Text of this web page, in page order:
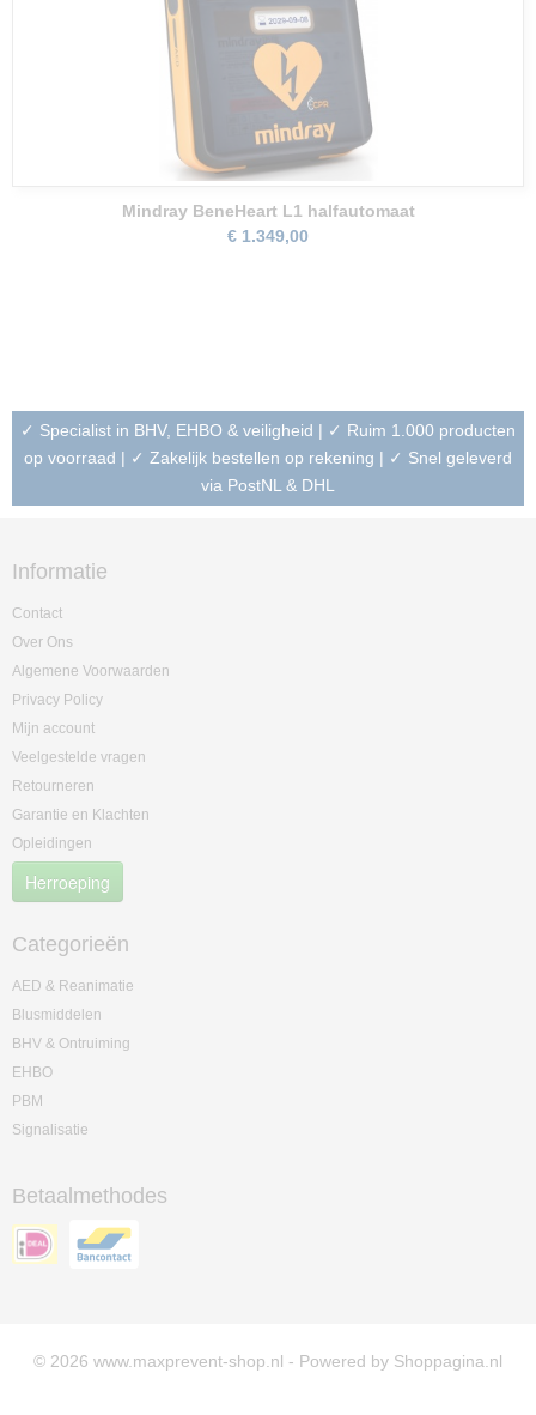
Mindray BeneHeart L1 halfautomaat
€ 1.349,00
✓ Specialist in BHV, EHBO & veiligheid | ✓ Ruim 1.000 producten
op voorraad | ✓ Zakelijk bestellen op rekening | ✓ Snel geleverd
via PostNL & DHL
Informatie
Contact
Over Ons
Algemene Voorwaarden
Privacy Policy
Mijn account
Veelgestelde vragen
Retourneren
Garantie en Klachten
Opleidingen
Herroeping
Categorieën
AED & Reanimatie
Blusmiddelen
BHV & Ontruiming
EHBO
PBM
Signalisatie
Betaalmethodes
© 2026 www.maxprevent-shop.nl - Powered by Shoppagina.nl